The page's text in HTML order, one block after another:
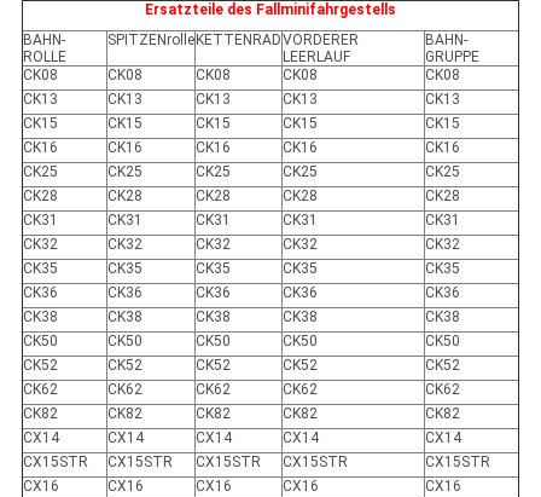
Ersatzteile des Fallminifahrgestells
BAHN-
ROLLE
SPITZENrolle KETTENRADVORDERER
LEERLAUF
BAHN-
GRUPPE
CK08
CK08 CK08 CK08
CK08
CK13
CK13 CK13 CK13
CK13
CK15
CK15 CK15 CK15
CK15
CK16
CK16 CK16 CK16
CK16
CK25
CK25 CK25 CK25
CK25
CK28
CK28 CK28 CK28
CK28
CK31
CK31 CK31 CK31
CK31
CK32
CK32 CK32 CK32
CK32
CK35
CK35 CK35 CK35
CK35
CK36
CK36 CK36 CK36
CK36
CK38
CK38 CK38 CK38
CK38
CK50
CK50 CK50 CK50
CK50
CK52
CK52 CK52 CK52
CK52
CK62
CK62 CK62 CK62
CK62
CK82
CK82 CK82 CK82
CK82
CX14
CX14 CX14 CX14
CX14
CX15STR
CX15STR CX15STR CX15STR
CX15STR
CX16
CX16 CX16 CX16
CX16